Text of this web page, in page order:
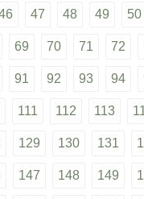
47 48 49 50
69 70 71 72
91 92 93 94
111 112 113
129 130 131
147 148 149